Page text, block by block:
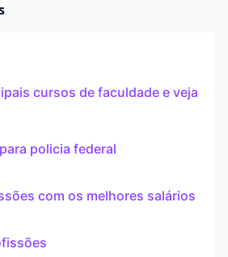
cursos de faculdade e veja
policia federal
com os melhores salários